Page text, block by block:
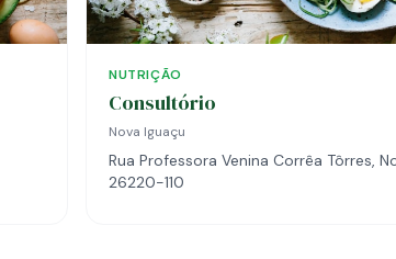
NUTRIÇÃO
Consultório
Nova Iguaçu
Rua Professora Venina Corrêa Tôrres,
26220-110